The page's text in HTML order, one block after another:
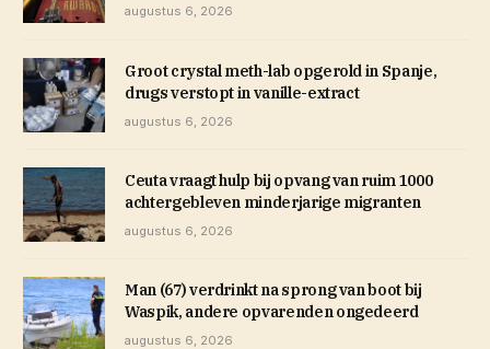
augustus 6, 2026
Groot crystal meth-lab opgerold in Spanje,
drugs verstopt in vanille-extract
augustus 6, 2026
Ceuta vraagt hulp bij opvang van ruim 1000
achtergebleven minderjarige migranten
augustus 6, 2026
Man (67) verdrinkt na sprong van boot bij
Waspik, andere opvarenden ongedeerd
augustus 6, 2026